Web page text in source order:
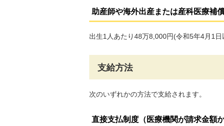
助産師や海外出産または産科医療補
出生1人あたり48万8,000円(令和5年4月1日
支給方法
次のいずれかの方法で支給されます。
直接支払制度（医療機関が請求金額